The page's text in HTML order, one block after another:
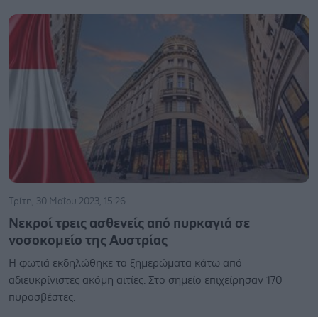
Τρίτη, 30 Μαΐου 2023, 15:26
Νεκροί τρεις ασθενείς από πυρκαγιά σε
νοσοκομείο της Αυστρίας
Η φωτιά εκδηλώθηκε τα ξημερώματα κάτω από
αδιευκρίνιστες ακόμη αιτίες. Στο σημείο επιχείρησαν 170
πυροσβέστες.